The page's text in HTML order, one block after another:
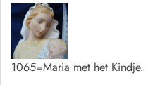
1065=Maria met het Kindje.